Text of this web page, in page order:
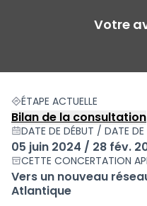
Votre
ÉTAPE ACTUELLE
Bilan de la consultation
DATE DE DÉBUT / DATE DE
05 juin 2024 / 28 fév.
CETTE CONCERTATION
Vers un nouveau
Atlantique